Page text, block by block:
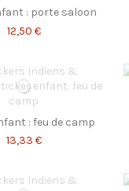
: porte saloon
12,50 €
: feu de camp
13,33 €